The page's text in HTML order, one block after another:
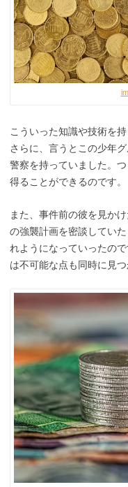
こういった知識や技術を
さらに、言うとこの少年
警察を持っていました。
得ることができるのです。
また、事件前の彼を見か
の強襲計画を密談してい
れようになっていったの
は不可能な点も同時に見つ